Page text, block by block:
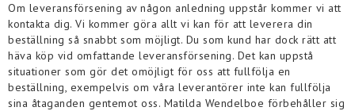
Om leveransförsening av någon anledning uppstår kommer vi att
kontakta dig. Vi kommer göra allt vi kan för att leverera din
beställning så snabbt som möjligt. Du som kund har dock rätt att
häva köp vid omfattande leveransförsening. Det kan uppstå
situationer som gör det omöjligt för oss att fullfölja en
beställning, exempelvis om våra leverantörer inte kan fullfölja
sina åtaganden gentemot oss. Matilda Wendelboe förbehåller sig